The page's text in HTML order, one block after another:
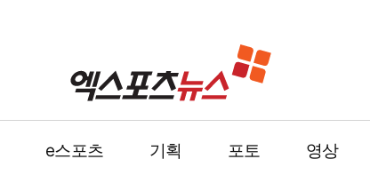
e스포츠 기획 포토 영상